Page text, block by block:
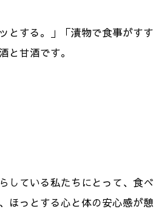
とする。」「漬物で食事がすす
と甘酒です。
している私たちにとって、食べ
ほっとする心と体の安心感が憩